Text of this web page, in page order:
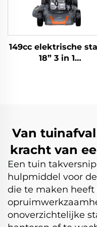
149cc elektrische
18” 3 in 1
Van
kracht van
Een tuin
hulpmiddel voor
die te maken
onoverzichtelijke